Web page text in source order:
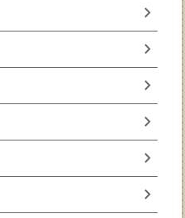
chevron_right
chevron_right
chevron_right
chevron_right
chevron_right
chevron_right